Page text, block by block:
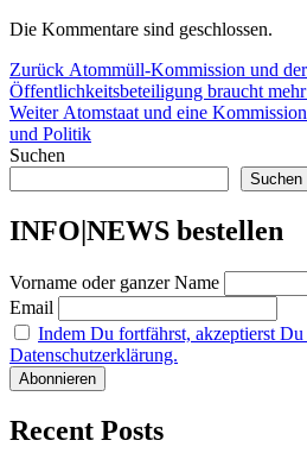
Die Kommentare sind geschlossen.
Beitragsnavigation
Zurück Vorheriger
Beitrag:
Atommüll-Kommission und
Öffentlichkeitsbeteiligung braucht
Weiter Nächster
Beitrag:
Atomstaat und eine
und Politik
Suchen
Suchen
INFO|NEWS bestellen
Vorname oder ganzer Name
Email
Indem Du fortfährst, akzeptierst Du
Datenschutzerklärung.
Recent Posts